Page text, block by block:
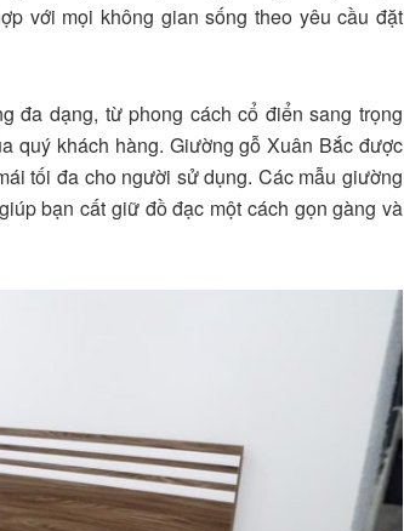
với mọi không gian sống theo yêu cầu đặt
đa dạng, từ phong cách cổ điển sang trọng
quý khách hàng. Giường gỗ Xuân Bắc được
tối đa cho người sử dụng. Các mẫu giường
bạn cất giữ đồ đạc một cách gọn gàng và